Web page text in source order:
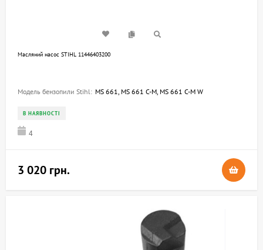
Масляний насос STIHL 11446403200
Модель бензопили Stihl: MS 661, MS 661 C-M, MS 661 C-M W
В НАЯВНОСТІ
4
3 020 грн.